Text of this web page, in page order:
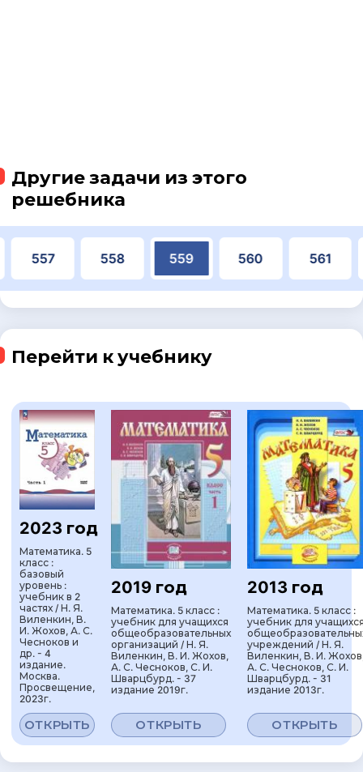
Другие задачи из этого
решебника
557 558 559 560 561
Перейти к учебнику
2023 год
Математика. 5
класс :
базовый
уровень :
учебник в 2
частях / Н. Я.
Виленкин, В.
И. Жохов, А. С.
Чесноков и
др. - 4
издание.
Москва.
Просвещение,
2023г.
ОТКРЫТЬ
2019 год
Математика. 5 класс :
учебник для учащихся
общеобразовательных
организаций / Н. Я.
Виленкин, В. И. Жохов,
А. С. Чесноков, С. И.
Шварцбурд. - 37
издание 2019г.
ОТКРЫТЬ
2013 год
Математика. 5 класс :
учебник для
учреждений / Н. Я.
Виленкин, В. И.
А. С. Чесноков, С. И.
Шварцбурд. - 31
издание 2013г.
ОТКРЫТЬ